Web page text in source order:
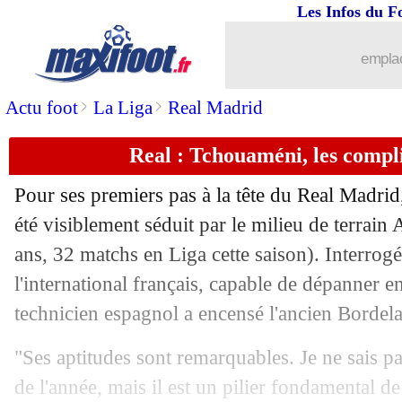
Actu foot> La Liga> Real Madrid
Les Infos du
Real : Tchouaméni, les
Pour ses premiers pas à la tête du Real
été visiblement séduit par le milieu de terrain
ans, 32 matchs en Liga cette saison).
l'international français, capable de dépanner
technicien espagnol a encensé l'ancien
"Ses aptitudes sont remarquables. Je ne sais
de l'année, mais il est un pilier fondamental
Bilbao : Nico Williams, le club
22/06 Nice: Viti va filer à la Fiorentina
Man City
22/06 Euro (Espoirs): Danemark-France,
22/06 OM: Dedic va bien rebondir à
22/06 Barça: Christensen veut convaincre,
22/06 Man Utd: Onana ne veut pas partir...
Man City: Stones démonte les